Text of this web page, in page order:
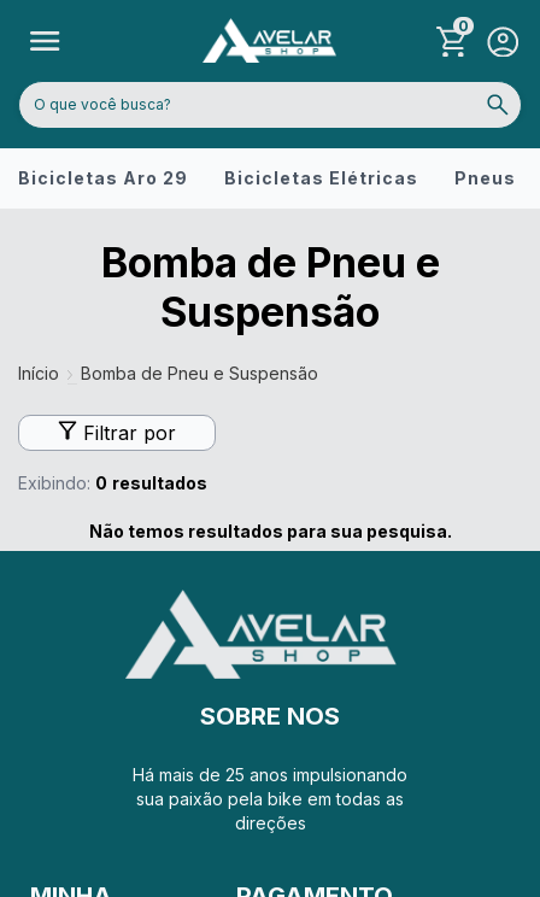
0
Bicicletas Aro 29 Bicicletas Elétricas Pneus
Bomba de Pneu e
Suspensão
Início Bomba de Pneu e Suspensão
Filtrar por
Exibindo: 0 resultados
Não temos resultados para sua pesquisa.
SOBRE NOS
Há mais de 25 anos impulsionando
sua paixão pela bike em todas as
direções